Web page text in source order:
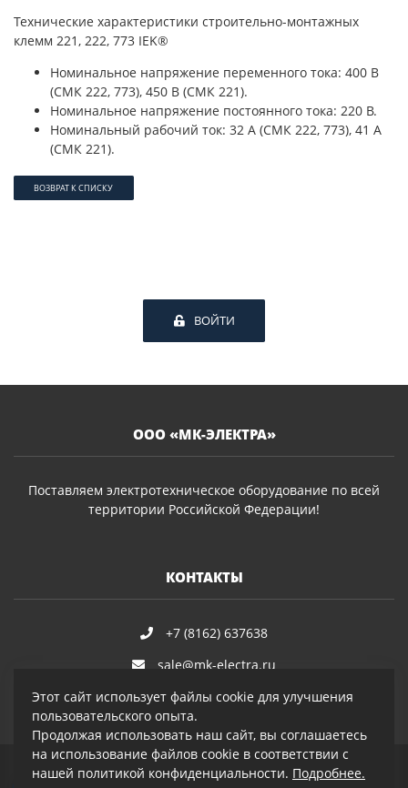
Технические характеристики строительно-монтажных
клемм 221, 222, 773 IEK®
Номинальное напряжение переменного тока: 400 В
(СМК 222, 773), 450 В (СМК 221).
Номинальное напряжение постоянного тока: 220 В.
Номинальный рабочий ток: 32 А (СМК 222, 773), 41 А
(СМК 221).
ВОЗВРАТ К СПИСКУ
ВОЙТИ
ООО «МК-ЭЛЕКТРА»
Поставляем электротехническое оборудование по всей
территории Российской Федерации!
КОНТАКТЫ
+7 (8162) 637638
sale@mk-electra.ru
© 2019–2026 ООО «МК-Электра»
Этот сайт использует файлы cookie для улучшения
пользовательского опыта.
Продолжая использовать наш сайт, вы соглашаетесь
на использование файлов cookie в соответствии с
нашей политикой конфиденциальности. Подробнее.